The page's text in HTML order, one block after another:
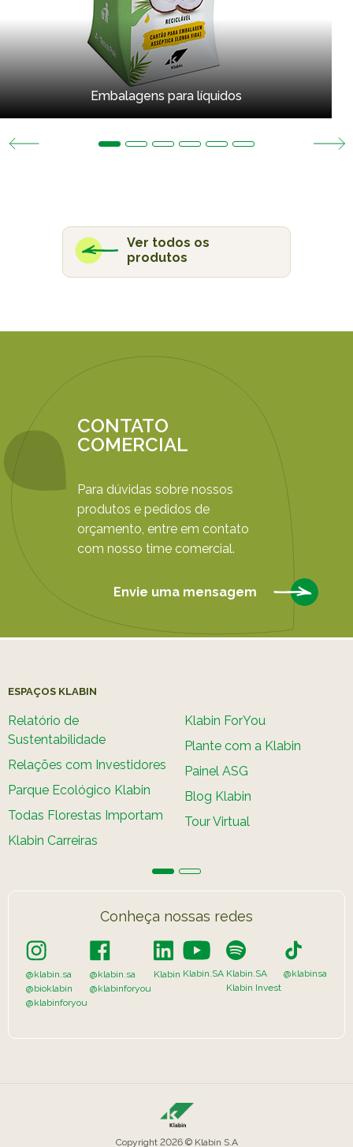
Embalagens para líquidos
Ver todos os
produtos
CONTATO
COMERCIAL
Para dúvidas sobre nossos
produtos e pedidos de
orçamento, entre em contato
com nosso time comercial.
Envie uma mensagem
ESPAÇOS KLABIN
Relatório de
Sustentabilidade
Relações com Investidores
Parque Ecológico Klabin
Todas Florestas Importam
Klabin Carreiras
Klabin ForYou
Plante com a Klabin
Painel ASG
Blog Klabin
Tour Virtual
Conheça nossas redes
@klabin.sa
@bioklabin
@klabinforyou
@klabin.sa
@klabinforyou
Klabin Klabin.SA Klabin.SA
Klabin Invest
@klabinsa
Copyright 2026 © Klabin S.A